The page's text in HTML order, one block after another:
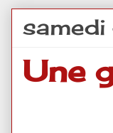
Une